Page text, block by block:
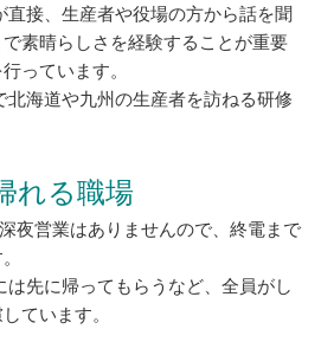
直接、生産者や役場の方から話を聞
素晴らしさを経験することが重要
っています。
北海道や九州の生産者を訪ねる研修
れる職場
夜営業はありませんので、終電まで
は先に帰ってもらうなど、全員がし
ています。